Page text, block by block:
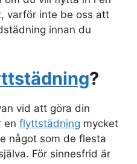
varför inte be oss att
innan du
?
vid att göra din
en flyttstädning mycket
något som de flesta
För sinnesfrid är